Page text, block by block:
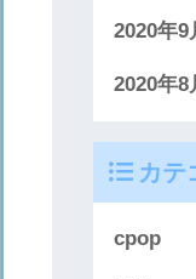
2020年9
2020年8
カテ
cpop